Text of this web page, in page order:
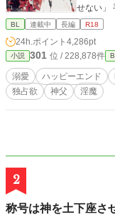
せない」 手を差し伸べてくれたその人に、ルネは恩返しがし
たかった
まるロイ
BL 連載中 長編 R18
24h.ポイント 4,286pt
小説 301 位 / 228,878件
溺愛 ハッピーエンド
独占欲
神父 淫魔
2
称号は神を土下座さ